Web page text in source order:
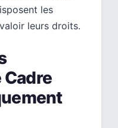
les
leurs droits.